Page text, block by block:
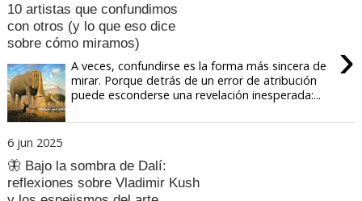
10 artistas que confundimos
con otros (y lo que eso dice
sobre cómo miramos)
›
A veces, confundirse es la forma más sincera de
mirar. Porque detrás de un error de atribución
puede esconderse una revelación inesperada:...
6 jun 2025
🦋 Bajo la sombra de Dalí:
reflexiones sobre Vladimir Kush